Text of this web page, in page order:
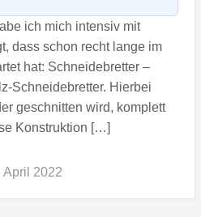
ich mich intensiv mit
dass schon recht lange im
hat: Schneidebretter –
Schneidebretter. Hierbei
geschnitten wird, komplett
Konstruktion […]
April 2022